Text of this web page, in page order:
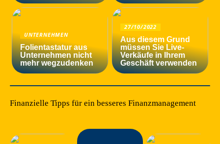
UNTERNEHMEN
Folientastatur aus
Unternehmen nicht
mehr wegzudenken
27/10/2022
Aus diesem Grund
müssen Sie Live-
Verkäufe in Ihrem
Geschäft verwenden
Finanzielle Tipps für ein besseres Finanzmanagement